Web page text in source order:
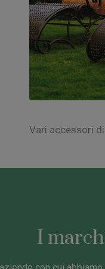
Vari accessori
I